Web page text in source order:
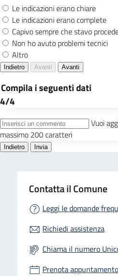
Contatta il Comune
Leggi le domande
Richiedi assistenza
Chiama il numero
Prenota appuntamento